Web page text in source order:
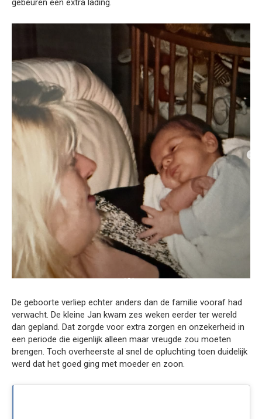
gebeuren een extra lading.
De geboorte verliep echter anders dan de familie vooraf had
verwacht. De kleine Jan kwam zes weken eerder ter wereld
dan gepland. Dat zorgde voor extra zorgen en onzekerheid in
een periode die eigenlijk alleen maar vreugde zou moeten
brengen. Toch overheerste al snel de opluchting toen duidelijk
werd dat het goed ging met moeder en zoon.